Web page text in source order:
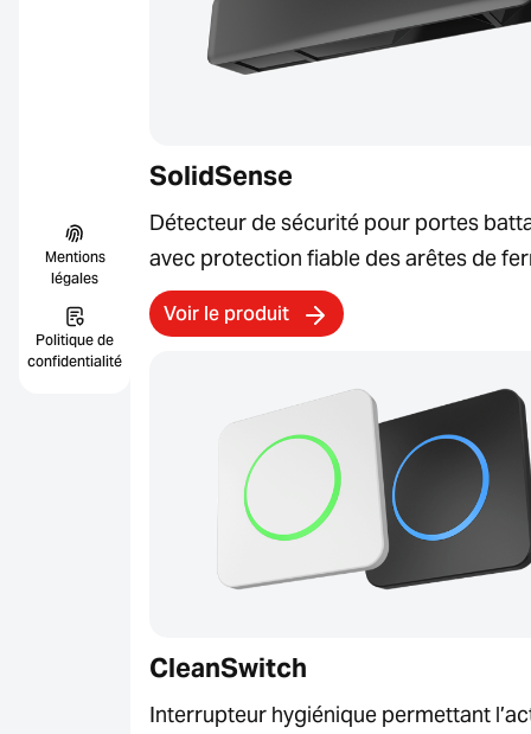
Mentions
légales
Politique de
confidentialité
SolidSense
Détecteur de sécurité pour portes
avec protection fiable des arêtes de
Voir le produit
CleanSwitch
Interrupteur hygiénique permettant